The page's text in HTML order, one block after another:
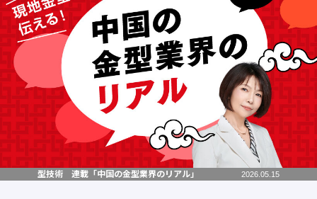
型技術 連載「中国の金型業界のリアル」 2026.05.15